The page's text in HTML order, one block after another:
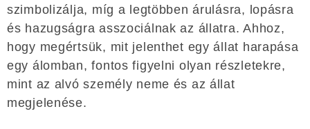
szimbolizálja, míg a legtöbben árulásra, lopásra
és hazugságra asszociálnak az állatra. Ahhoz,
hogy megértsük, mit jelenthet egy állat harapása
egy álomban, fontos figyelni olyan részletekre,
mint az alvó személy neme és az állat
megjelenése.